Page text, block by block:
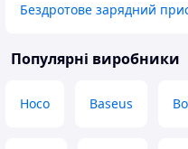
Бездротове зарядний
Популярні виробники
Hoco Baseus